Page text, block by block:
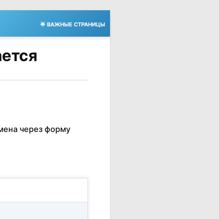
🌟 ВАЖНЫЕ СТРАНИЦЫ
через форму